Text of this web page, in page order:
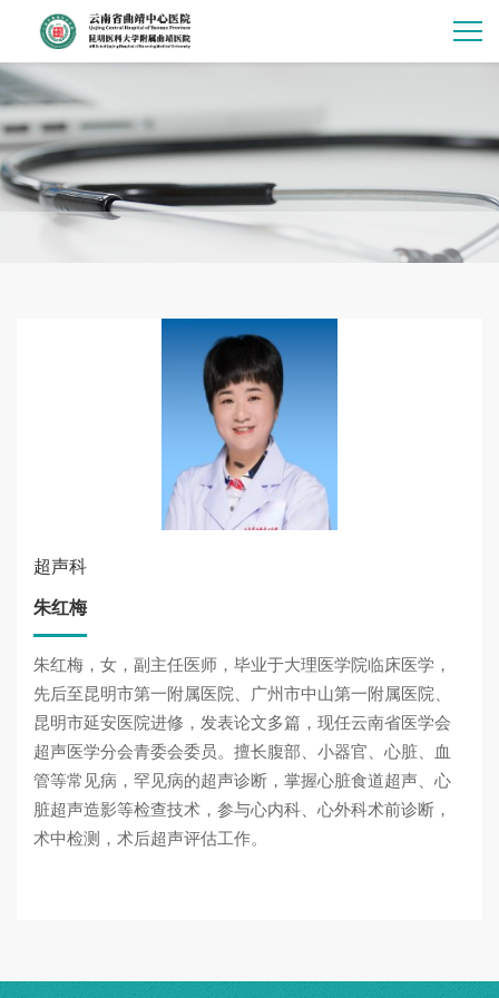
超声科
朱红梅
朱红梅，女，副主任医师，毕业于大理医学院临床医学，
先后至昆明市第一附属医院、广州市中山第一附属医院、
昆明市延安医院进修，发表论文多篇，现任云南省医学会
超声医学分会青委会委员。擅长腹部、小器官、心脏、血
管等常见病，罕见病的超声诊断，掌握心脏食道超声、心
脏超声造影等检查技术，参与心内科、心外科术前诊断，
术中检测，术后超声评估工作。